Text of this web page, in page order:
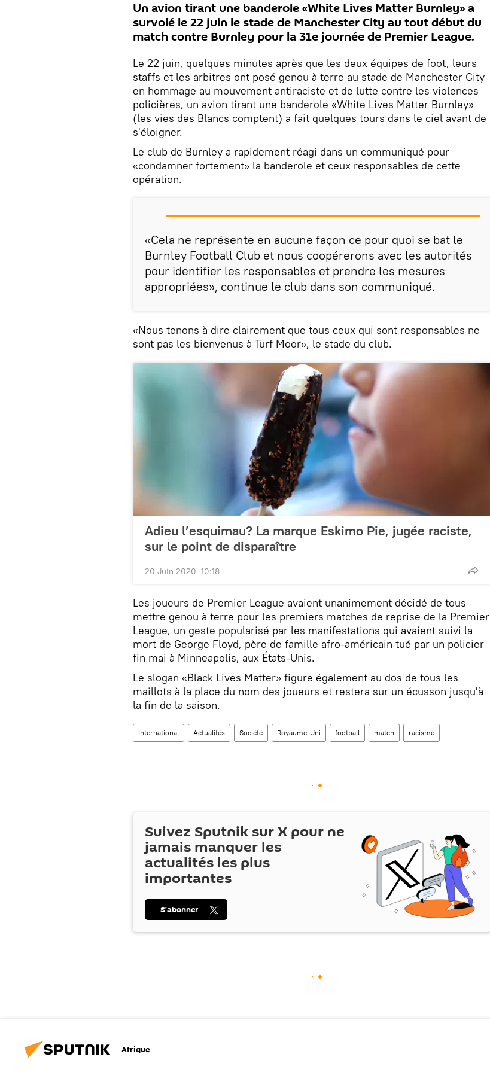
Un avion tirant une banderole «White Lives Matter Burnley» a
survolé le 22 juin le stade de Manchester City au tout début du
match contre Burnley pour la 31e journée de Premier League.
Le 22 juin, quelques minutes après que les deux équipes de foot, leurs
staffs et les arbitres ont posé genou à terre au stade de Manchester City
en hommage au mouvement antiraciste et de lutte contre les violences
policières, un avion tirant une banderole «White Lives Matter Burnley»
(les vies des Blancs comptent) a fait quelques tours dans le ciel avant de
s'éloigner.
Le club de Burnley a rapidement réagi dans un communiqué pour
«condamner fortement» la banderole et ceux responsables de cette
opération.
«Cela ne représente en aucune façon ce pour quoi se bat le
Burnley Football Club et nous coopérerons avec les autorités
pour identifier les responsables et prendre les mesures
appropriées», continue le club dans son communiqué.
«Nous tenons à dire clairement que tous ceux qui sont responsables ne
sont pas les bienvenus à Turf Moor», le stade du club.
Adieu l’esquimau? La marque Eskimo Pie, jugée raciste,
sur le point de disparaître
20 Juin 2020, 10:18
Les joueurs de Premier League avaient unanimement décidé de tous
mettre genou à terre pour les premiers matches de reprise de la Premier
League, un geste popularisé par les manifestations qui avaient suivi la
mort de George Floyd, père de famille afro-américain tué par un policier
fin mai à Minneapolis, aux États-Unis.
Le slogan «Black Lives Matter» figure également au dos de tous les
maillots à la place du nom des joueurs et restera sur un écusson jusqu'à
la fin de la saison.
International Actualités Société Royaume-Uni football match racisme
Suivez Sputnik surX pour ne
jamais manquer les
actualités les plus
importantes
S’abonner
Afrique